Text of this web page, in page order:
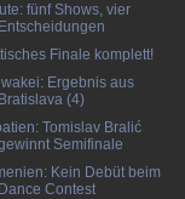
fünf Shows, vier
Entscheidungen
Finale komplett!
Ergebnis aus
Bratislava (4)
Tomislav Bralić
Semifinale
Kein Debüt beim
Dance Contest